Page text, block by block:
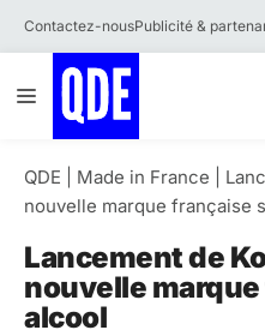
Contactez-nousPublicité &
au
contenu
Menu
QDE Made in France
nouvelle marque française
Lancement de
nouvelle
alcool